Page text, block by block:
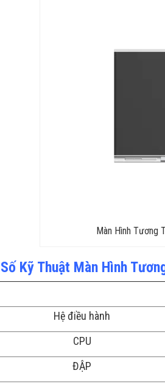
Màn Hình Tương
Kỹ Thuật Màn Hình
Hệ điều hành
CPU
ĐẬP